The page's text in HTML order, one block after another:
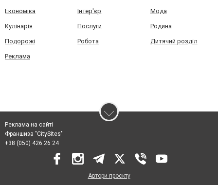
Економіка Інтер'єр Мода
Кулінарія Послуги Родина
Подорожі Робота Дитячий розділ
Реклама
Реклама на сайті
Франшиза "CitySites"
+38 (050) 426 26 24
Автори проєкту